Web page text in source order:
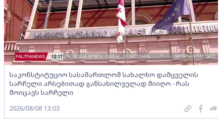
საკონსტიტუციო სასამართლომ სახალხო დამცველის
სარჩელი არსებითად განსახილველად მიიღო - რას
მოიცავს სარჩელი
2026/08/08 13:03